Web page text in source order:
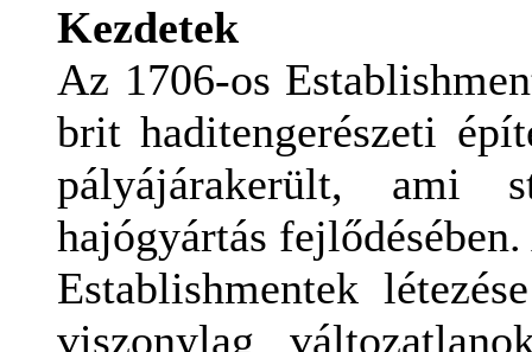
Kezdetek
Az 1706-os
brit haditengerészeti
pályájárakerült, ami
hajógyártás
Establishmentek
viszonylag